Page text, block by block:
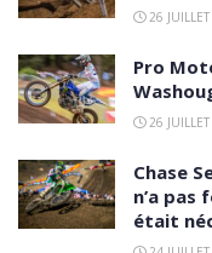
26
Pro
26
Chase
n’a
était